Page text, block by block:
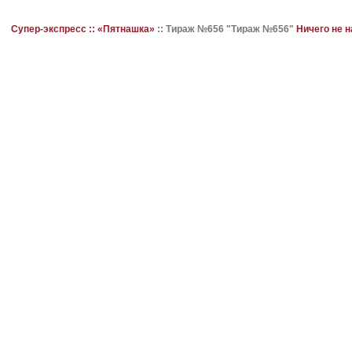
Супер-экспресс :: «Пятнашка» :: Тираж №656 "Тираж №656" Ничего не